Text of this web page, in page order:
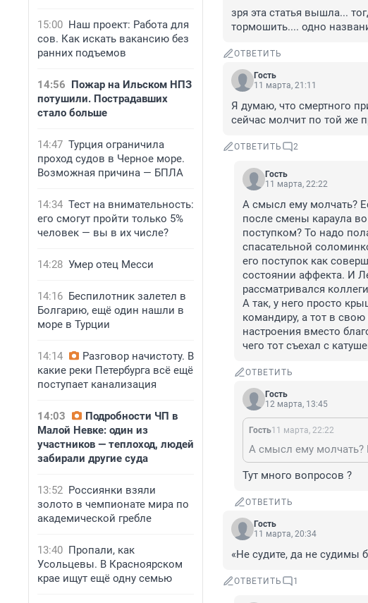
15:00 Наш проект: Работа для
сов. Как искать вакансию без
ранних подъемов
14:56 Пожар на Ильском НПЗ
потушили. Пострадавших
стало больше
14:47 Турция ограничила
проход судов в Черное море.
Возможная причина — БПЛА
14:34 Тест на внимательность:
его смогут пройти только 5%
человек — вы в их числе?
14:28 Умер отец Месси
14:16 Беспилотник залетел в
Болгарию, ещё один нашли в
море в Турции
14:14
Разговор начистоту. В
какие реки Петербурга всё ещё
поступает канализация
14:03
Подробности ЧП в
Малой Невке: один из
участников — теплоход, людей
забирали другие суда
13:52 Россиянки взяли
золото в чемпионате мира по
академической гребле
13:40 Пропали, как
Усольцевы. В Красноярском
крае ищут ещё одну семью
зря эта статья вышла...
тормошить.... одно
ОТВЕТИТЬ
Гость
11 марта, 21:11
Я думаю, что смертного
сейчас молчит по той же
ОТВЕТИТЬ 2
Гость
11 марта, 22:22
А смысл ему молчать?
после смены караула
поступком? То надо
спасательной
его поступок как
состоянии аффекта. И
рассматривался
А так, у него просто
командиру, а тот в
настроения вместо
чего тот съехал с
ОТВЕТИТЬ
Гость
12 марта, 13:45
Гость11 марта, 22:22
Тут много вопросов ?
ОТВЕТИТЬ
Гость
11 марта, 20:34
«Не судите, да не судимы
ОТВЕТИТЬ 1